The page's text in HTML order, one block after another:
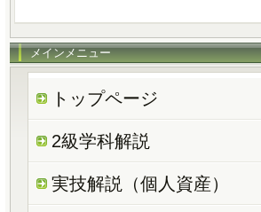
メインメニュー
トップページ
2級学科解説
実技解説（個人資産）